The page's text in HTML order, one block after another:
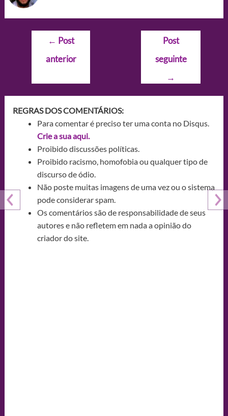
Navegação
Post
← Post
anterior
Post
seguinte
→
REGRAS DOS COMENTÁRIOS:
Para comentar é preciso ter uma conta no Disqus.
Crie a sua aqui.
Proibido discussões políticas.
Proibido racismo, homofobia ou qualquer tipo de
discurso de ódio.
Não poste muitas imagens de uma vez ou o sistema
pode considerar spam.
Os comentários são de responsabilidade de seus
autores e não refletem em nada a opinião do
criador do site.